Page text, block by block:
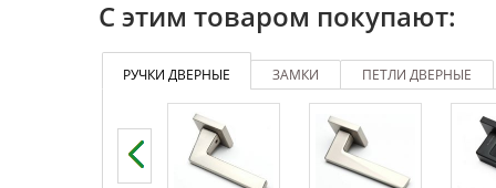
Внутреннее заполнение
Кромка
Размеры двери
С этим товаром покупают:
РУЧКИ ДВЕРНЫЕ ЗАМКИ ПЕТЛИ ДВЕРНЫЕ